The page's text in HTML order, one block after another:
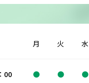
月 火 水
00 ● ● ●